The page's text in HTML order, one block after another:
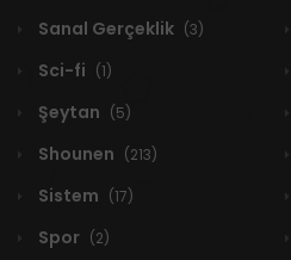
Sanal Gerçeklik (3)
Sci-fi (1)
Şeytan (5)
Shounen (213)
Sistem (17)
Spor (2)